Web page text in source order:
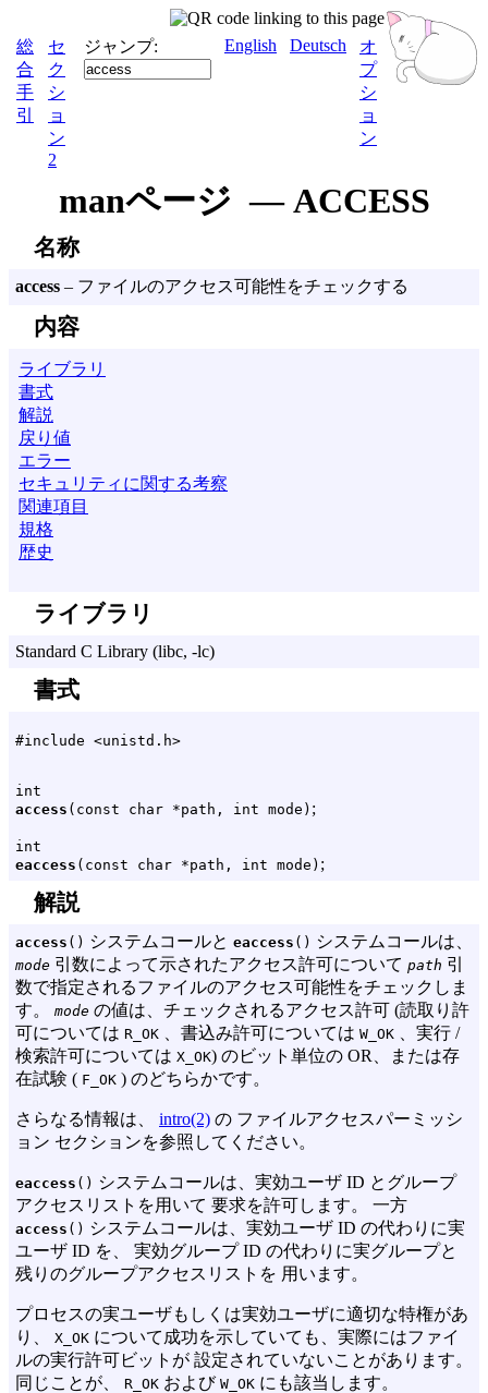
総
合
手
引
セ
ク
シ
ョ
ン
2
ジャンプ: English Deutsch
オ
プ
シ
ョ
ン
manページ — ACCESS
名称
access – ファイルのアクセス可能性をチェックする
内容
ライブラリ
書式
解説
戻り値
エラー
セキュリティに関する考察
関連項目
規格
歴史
ライブラリ
Standard C Library (libc, -lc)
書式
#include <unistd.h>
int
access (const char *path, int mode) ;
int
eaccess (const char *path, int mode) ;
解説
access () システムコールと eaccess () システムコールは、
mode 引数によって示されたアクセス許可について path 引
数で指定されるファイルのアクセス可能性をチェックしま
す。 mode の値は、チェックされるアクセス許可 (読取り許
可については R_OK 、書込み許可については W_OK 、実行 /
検索許可については X_OK) のビット単位の OR、または存
在試験 ( F_OK ) のどちらかです。
さらなる情報は、 intro(2) の ファイルアクセスパーミッシ
ョン セクションを参照してください。
eaccess () システムコールは、実効ユーザ ID とグループ
アクセスリストを用いて 要求を許可します。 一方
access () システムコールは、実効ユーザ ID の代わりに実
ユーザ ID を、 実効グループ ID の代わりに実グループと
残りのグループアクセスリストを 用います。
プロセスの実ユーザもしくは実効ユーザに適切な特権があ
り、 X_OK について成功を示していても、実際にはファイ
ルの実行許可ビットが 設定されていないことがあります。
同じことが、 R_OK および W_OK にも該当します。